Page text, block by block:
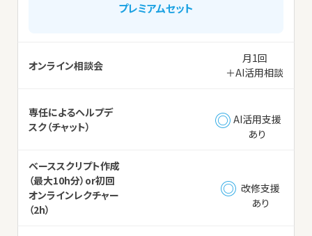
プレミアムセット
オンライン相談会
月1回
＋AI活用相談
専任によるヘルプデ
スク（チャット）
◎ AI活用支援
あり
ベーススクリプト作成
（最大10h分）or初回
オンラインレクチャー
（2h）
◎ 改修支援
あり